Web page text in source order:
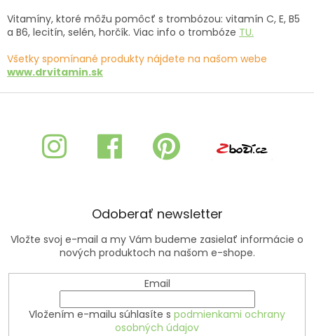
Vitamíny, ktoré môžu pomôcť s trombózou: vitamín C, E, B5
a B6, lecitín, selén, horčík. Viac info o trombóze TU.
Všetky spomínané produkty nájdete na našom webe
www.drvitamin.sk
Z
Odoberať newsletter
Vložte svoj e-mail a my Vám budeme zasielať informácie o
nových produktoch na našom e-shope.
Email
Vložením e-mailu súhlasíte s podmienkami ochrany
osobných údajov